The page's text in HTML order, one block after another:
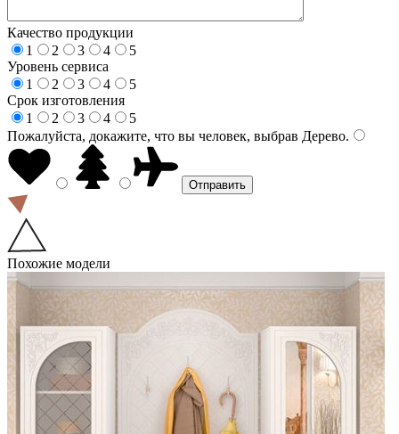
Качество продукции
1
2 3 4
5
Уровень сервиса
1
2 3 4
5
Срок изготовления
1
2 3 4
5
Пожалуйста, докажите, что вы человек, выбрав Дерево.
Похожие модели